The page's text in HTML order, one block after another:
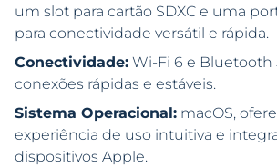
um slot para cartão SDXC e uma
para conectividade versátil e rápida.
Conectividade: Wi-Fi 6 e Bluetooth
conexões rápidas e estáveis.
Sistema Operacional: macOS,
experiência de uso intuitiva e
dispositivos Apple.